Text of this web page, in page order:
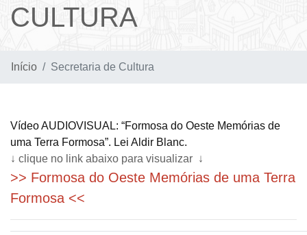
CULTURA
Início Secretaria de Cultura
Vídeo AUDIOVISUAL: “Formosa do Oeste Memórias de
uma Terra Formosa”. Lei Aldir Blanc.
↓ clique no link abaixo para visualizar ↓
>> Formosa do Oeste Memórias de uma Terra
Formosa <<